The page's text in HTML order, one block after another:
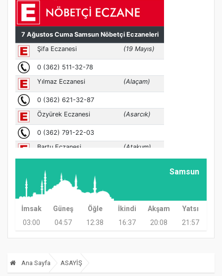
Samsun
İmsak Güneş Öğle İkindi Akşam
Yatsı
03:00
04:57 12:38 16:37 20:08 21:57
Ana Sayfa ASAYİŞ